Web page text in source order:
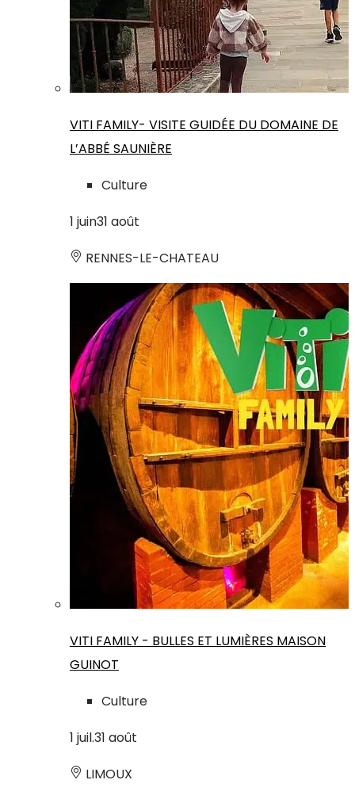
VITI FAMILY- VISITE GUIDÉE DU DOMAINE DE
L’ABBÉ SAUNIÈRE
Culture
1 juin31 août
RENNES-LE-CHATEAU
VITI FAMILY - BULLES ET LUMIÈRES MAISON
GUINOT
Culture
1 juil.31 août
LIMOUX